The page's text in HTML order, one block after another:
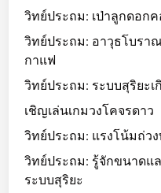
วิทย์ประถม: เป่าลูกดอก
วิทย์ประถม: อาวุธโบรา
กาแฟ
วิทย์ประถม: ระบบสุริยะเ
เชิญเล่นเกมวงโคจรดาว
วิทย์ประถม: แรงโน้มถ่ว
วิทย์ประถม: รู้จักขนาดแ
ระบบสุริยะ